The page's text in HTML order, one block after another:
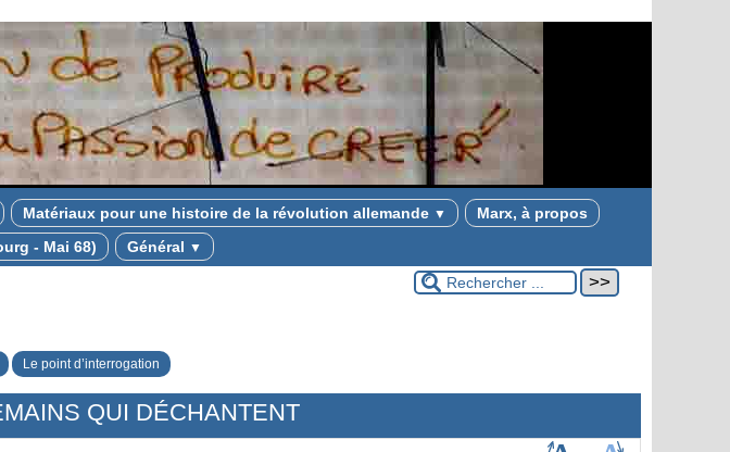
Matériaux pour une histoire de la révolution allemande ▼
Marx, à propos
- Mai 68)
Général ▼
Le point d’interrogation
QUI DÉCHANTENT